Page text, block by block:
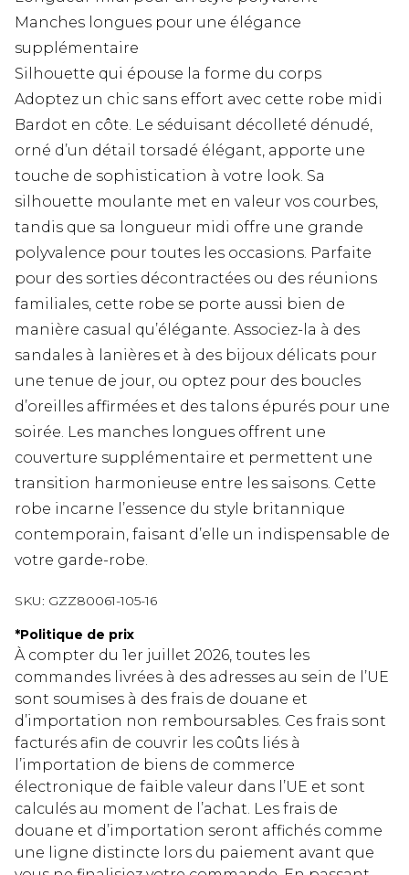
Manches longues pour une élégance
supplémentaire
Silhouette qui épouse la forme du corps
Adoptez un chic sans effort avec cette robe midi
Bardot en côte. Le séduisant décolleté dénudé,
orné d’un détail torsadé élégant, apporte une
touche de sophistication à votre look. Sa
silhouette moulante met en valeur vos courbes,
tandis que sa longueur midi offre une grande
polyvalence pour toutes les occasions. Parfaite
pour des sorties décontractées ou des réunions
familiales, cette robe se porte aussi bien de
manière casual qu’élégante. Associez-la à des
sandales à lanières et à des bijoux délicats pour
une tenue de jour, ou optez pour des boucles
d’oreilles affirmées et des talons épurés pour une
soirée. Les manches longues offrent une
couverture supplémentaire et permettent une
transition harmonieuse entre les saisons. Cette
robe incarne l’essence du style britannique
contemporain, faisant d’elle un indispensable de
votre garde-robe.
SKU: GZZ80061-105-16
*Politique de prix
À compter du 1er juillet 2026, toutes les
commandes livrées à des adresses au sein de l’UE
sont soumises à des frais de douane et
d’importation non remboursables. Ces frais sont
facturés afin de couvrir les coûts liés à
l’importation de biens de commerce
électronique de faible valeur dans l’UE et sont
calculés au moment de l’achat. Les frais de
douane et d’importation seront affichés comme
une ligne distincte lors du paiement avant que